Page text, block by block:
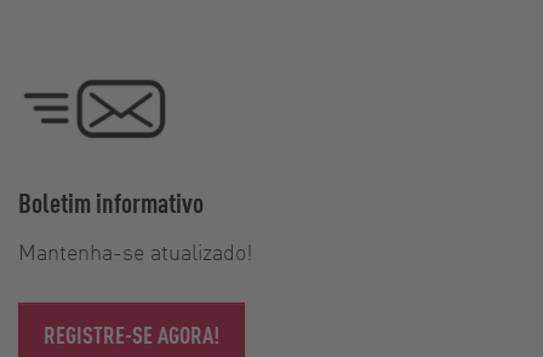
Boletim informativo
Mantenha-se atualizado!
REGISTRE-SE AGORA!